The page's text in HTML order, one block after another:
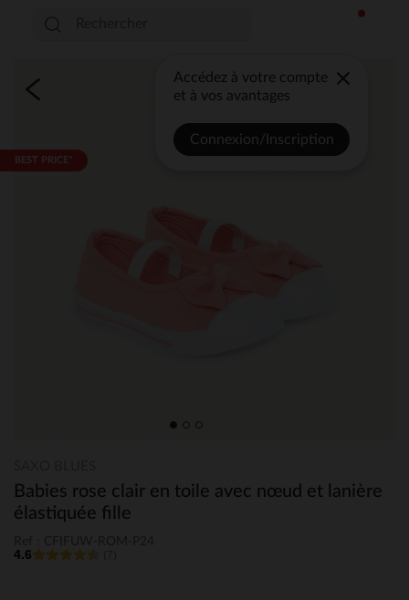
Accédez à votre compte
et à vos avantages
Connexion/Inscription
BEST PRICE*
Babies rose clair en toile avec nœud et lanière
élastiquée fille
4.6